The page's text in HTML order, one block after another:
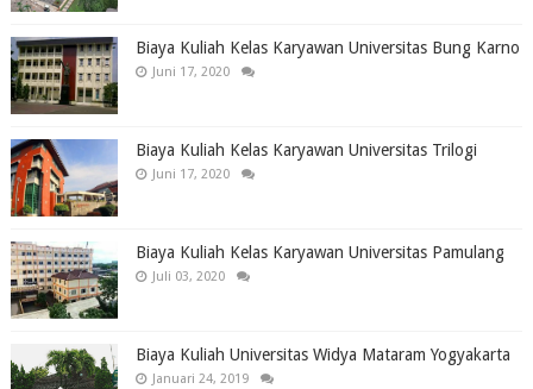
Biaya Kuliah Kelas Karyawan Universitas Bung Karno
Juni 17, 2020
Biaya Kuliah Kelas Karyawan Universitas Trilogi
Juni 17, 2020
Biaya Kuliah Kelas Karyawan Universitas Pamulang
Juli 03, 2020
Biaya Kuliah Universitas Widya Mataram Yogyakarta
Januari 24, 2019